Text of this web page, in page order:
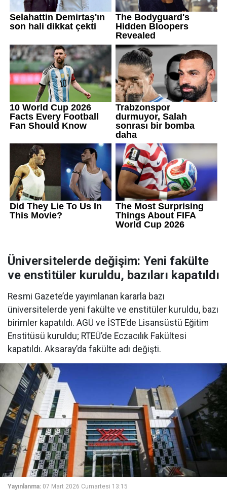
Üniversitelerde değişim: Yeni fakülte
ve enstitüler kuruldu, bazıları kapatıldı
Resmi Gazete’de yayımlanan kararla bazı
üniversitelerde yeni fakülte ve enstitüler kuruldu, bazı
birimler kapatıldı. AGÜ ve İSTE’de Lisansüstü Eğitim
Enstitüsü kuruldu; RTEÜ’de Eczacılık Fakültesi
kapatıldı. Aksaray’da fakülte adı değişti.
Yayınlanma: 07 Mart 2026 Cumartesi 13:15